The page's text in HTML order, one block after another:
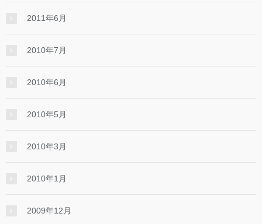
2011年6月
2010年7月
2010年6月
2010年5月
2010年3月
2010年1月
2009年12月